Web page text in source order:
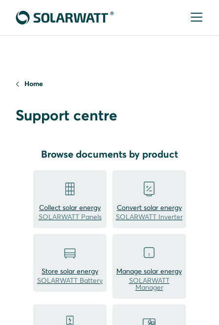
Home
Support centre
Browse documents by product
Collect solar energy
SOLARWATT Panels
Convert solar energy
SOLARWATT Inverter
Store solar energy
SOLARWATT Battery
Manage solar energy
SOLARWATT
Manager